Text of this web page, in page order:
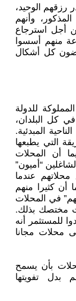
الوحيد،
وأنهم
أجل استرجاع
منهم أسسوا
كل أشكال
للدولة
كل البلدان،
المبدئية.
التي يطبعها
أن المحلات
“أميون”
عندما
أن كثيرا منهم
في المحلات
مختصك بذلك.
للمستثمر أنه
محلات مجانا
بأن يسمح
بدل تفويتها